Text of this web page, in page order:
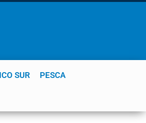
SUR PESCA